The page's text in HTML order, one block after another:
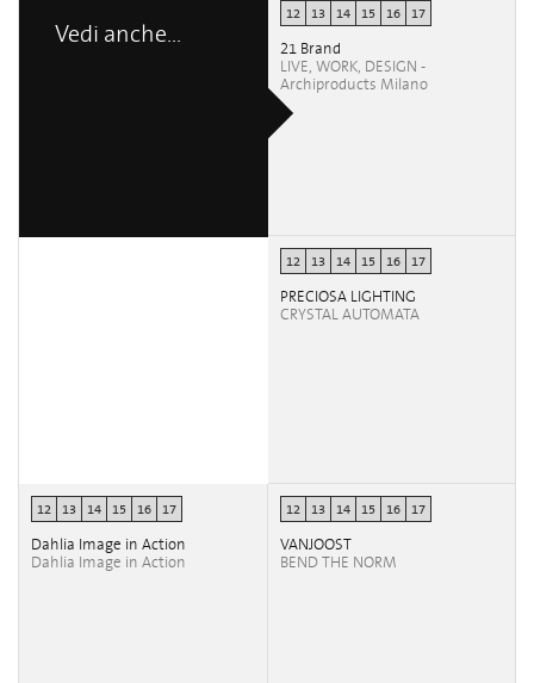
Vedi anche...
12 13 14 15 16 17
21 Brand
LIVE, WORK, DESIGN -
Archiproducts Milano
12 13 14 15 16 17
PRECIOSA LIGHTING
CRYSTAL AUTOMATA
12 13 14 15 16 17
Dahlia Image in Action
Dahlia Image in Action
12 13 14 15 16 17
VANJOOST
BEND THE NORM